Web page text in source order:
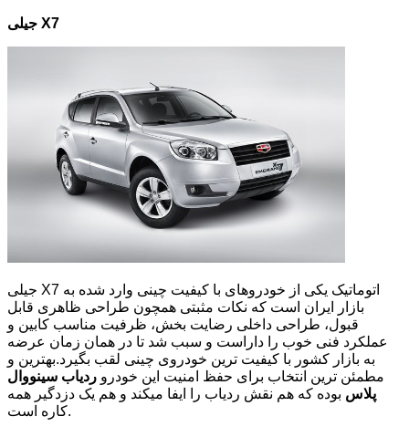
جیلی X7
جیلی X7 اتوماتیک یکی از خودروهای با کیفیت چینی وارد شده به
بازار ایران است که نکات مثبتی همچون طراحی ظاهری قابل
قبول، طراحی داخلی رضایت ‌بخش، ظرفیت مناسب کابین و
عملکرد فنی خوب را داراست و سبب شد تا در همان زمان عرضه
به بازار کشور با کیفیت ترین خودروی چینی لقب بگیرد.بهترین و
مطمئن ترین انتخاب برای حفظ امنیت این خودرو ردیاب سینووال
پلاس بوده که هم نقش ردیاب را ایفا میکند و هم یک دزدگیر همه
کاره است.